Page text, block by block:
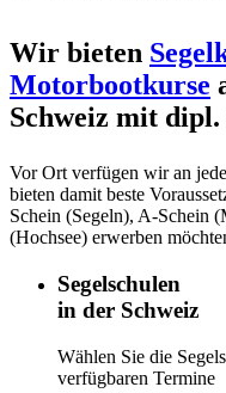
Wir bieten
Motorbootkurse
Schweiz mit
Vor Ort verfügen wir an
bieten damit beste
Schein (Segeln), A-Schein
(Hochsee) erwerben
Segelschulen
in der Schweiz
Wählen Sie die
verfügbaren Termine